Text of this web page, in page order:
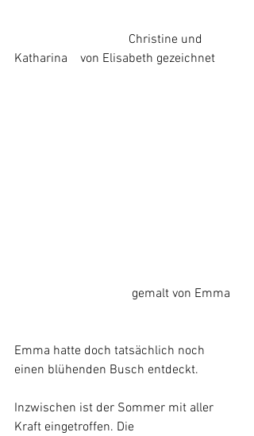
Katharina    von Elisabeth gezeichnet
                            	       gemalt von Emma
Emma hatte doch tatsächlich noch
einen blühenden Busch entdeckt.
Inzwischen ist der Sommer mit aller
Kraft eingetroffen. Die